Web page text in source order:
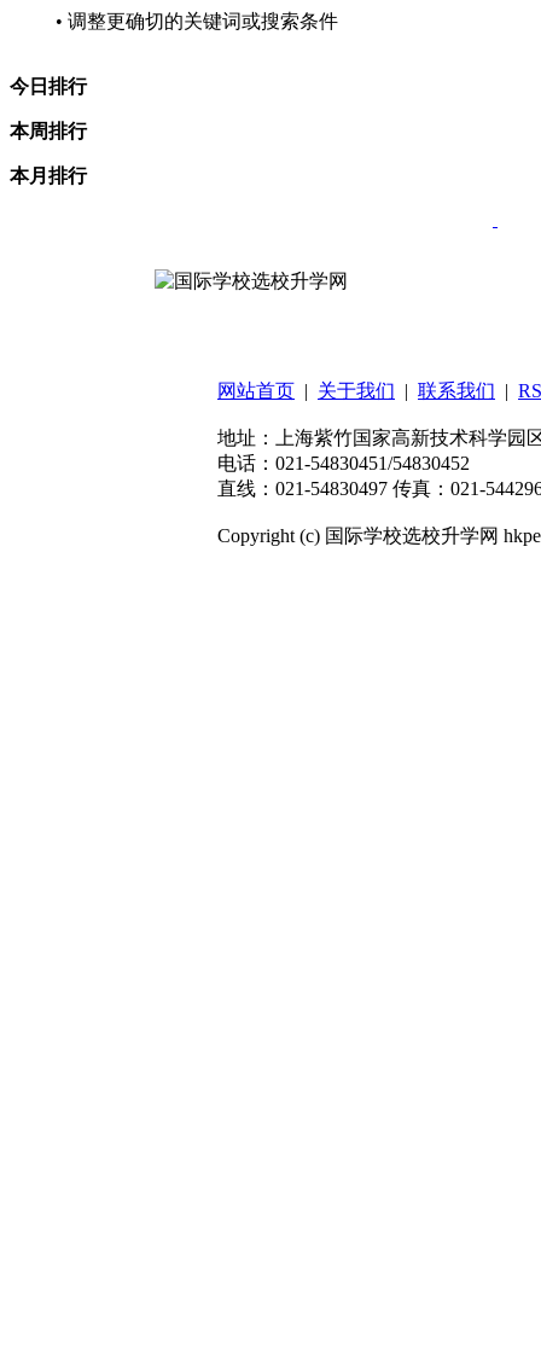
• 调整更确切的关键词或搜索条件
今日排行
本周排行
本月排行
网站首页 | 关于我们 | 联系我们 |
地址：上海紫竹国家高新技术科学园
电话：021-54830451/54830452
直线：021-54830497 传真：021-
Copyright (c) 国际学校选校升学网